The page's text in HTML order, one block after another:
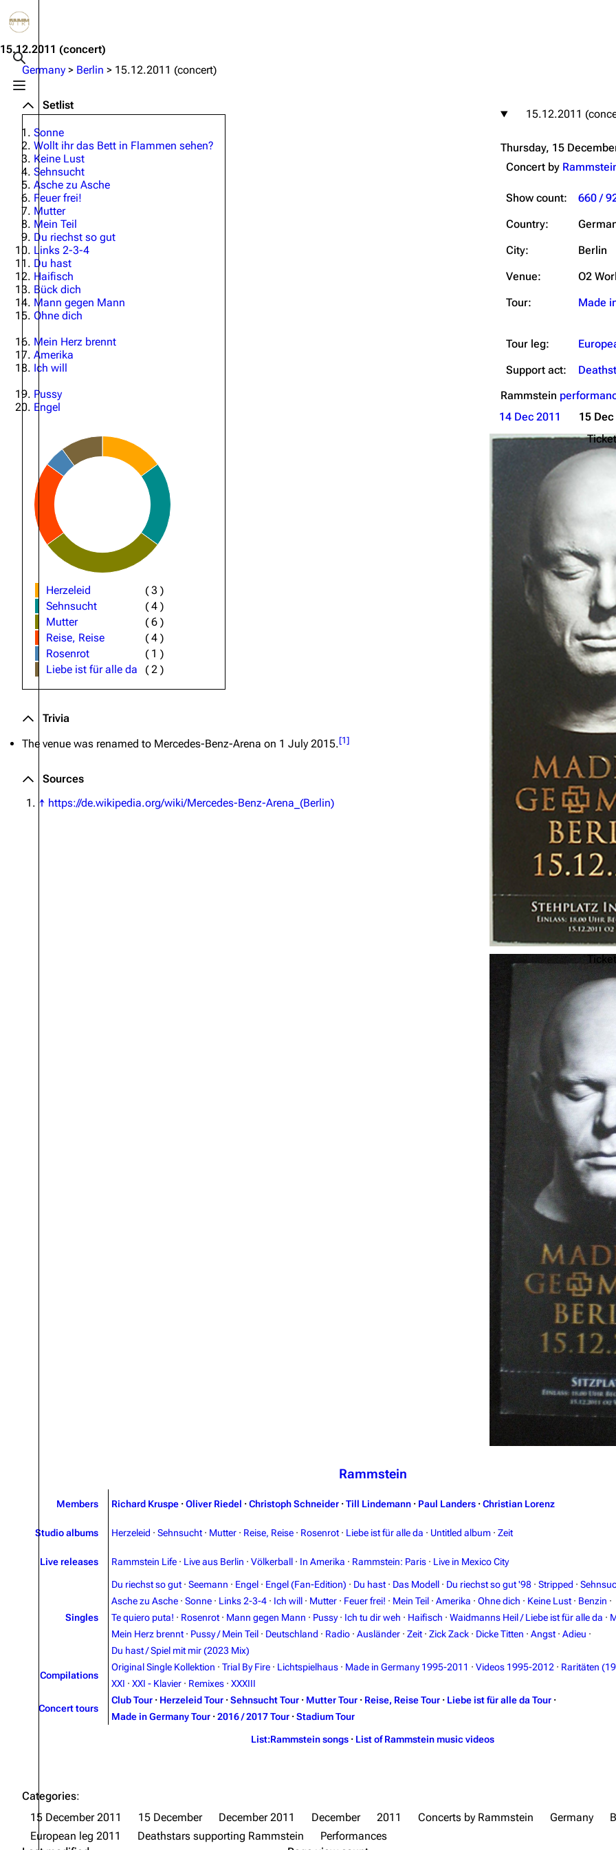
Toggle search
Toggle menu
Navigation
Blog
On this day
Random page
Contact
Discography
Discography
Videography
Song list
Tour dates
Merchandise
Members
Richard Kruspe
Christoph Schneider
Paul Landers
15.12.2011 (concert)
Germany > Berlin > 15.12.2011 (concert)
15.12.2011
Thursday, 15
Concert by
Show count:
660 /
Country:
City:
Berlin
Venue:
O2
Tour:
Made
Tour leg:
Support act:
Rammstein
14 Dec 2011
15
Setlist
Sonne
Wollt ihr das Bett in Flammen sehen?
Keine Lust
Sehnsucht
Asche zu Asche
Feuer frei!
Mutter
Mein Teil
Du riechst so gut
Links 2-3-4
Du hast
Haifisch
Bück dich
Mann gegen Mann
Ohne dich
Mein Herz brennt
Amerika
Ich will
Pussy
Engel
Herzeleid (3 )
Sehnsucht
(4 )
Mutter
(6 )
Reise, Reise
(4 )
Rosenrot
( 1 )
Liebe ist für alle da
(2 )
Trivia
The venue was renamed to Mercedes-Benz-Arena on 1 July 2015.[1]
Sources
↑ https://de.wikipedia.org/wiki/Mercedes-Benz-Arena_(Berlin)
Rammstein
Members Richard Kruspe · Oliver Riedel · Christoph Schneider · Till Lindemann · Paul Landers · Christian Lorenz
Studio albums Herzeleid · Sehnsucht · Mutter · Reise, Reise · Rosenrot · Liebe ist für alle da · Untitled album · Zeit
Live releases Rammstein Life · Live aus Berlin · Völkerball · In Amerika · Rammstein: Paris · Live in Mexico City
Singles
Du riechst so gut · Seemann · Engel · Engel (Fan-Edition) · Du hast · Das Modell · Du riechst so gut '98 · Stripped ·
Asche zu Asche · Sonne · Links 2-3-4 · Ich will · Mutter · Feuer frei! · Mein Teil · Amerika · Ohne dich · Keine Lust · Benzin ·
Te quiero puta! · Rosenrot · Mann gegen Mann · Pussy · Ich tu dir weh · Haifisch · Waidmanns Heil / Liebe ist für alle da ·
Mein Herz brennt · Pussy / Mein Teil · Deutschland · Radio · Ausländer · Zeit · Zick Zack · Dicke Titten · Angst · Adieu ·
Du hast / Spiel mit mir (2023 Mix)
Compilations
Original Single Kollektion · Trial By Fire · Lichtspielhaus · Made in Germany 1995-2011 · Videos 1995-2012 · Raritäten
XXI · XXI - Klavier · Remixes · XXXIII
Concert tours
Club Tour · Herzeleid Tour · Sehnsucht Tour · Mutter Tour · Reise, Reise Tour · Liebe ist für alle da Tour ·
Made in Germany Tour · 2016 / 2017 Tour · Stadium Tour
List:Rammstein songs · List of Rammstein music videos
Categories:
15 December 2011
15 December December 2011 December 2011 Concerts by Rammstein Germany
European leg 2011
Deathstars supporting Rammstein
Performances